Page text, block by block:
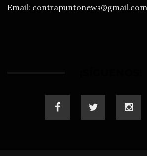
Email: contrapuntonews@gmail.com